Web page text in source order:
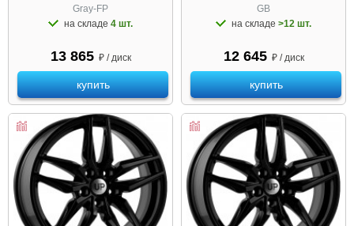
Gray-FP
на складе 4 шт.
13 865 ₽ / диск
купить
GB
на складе >12 шт.
12 645 ₽ / диск
купить